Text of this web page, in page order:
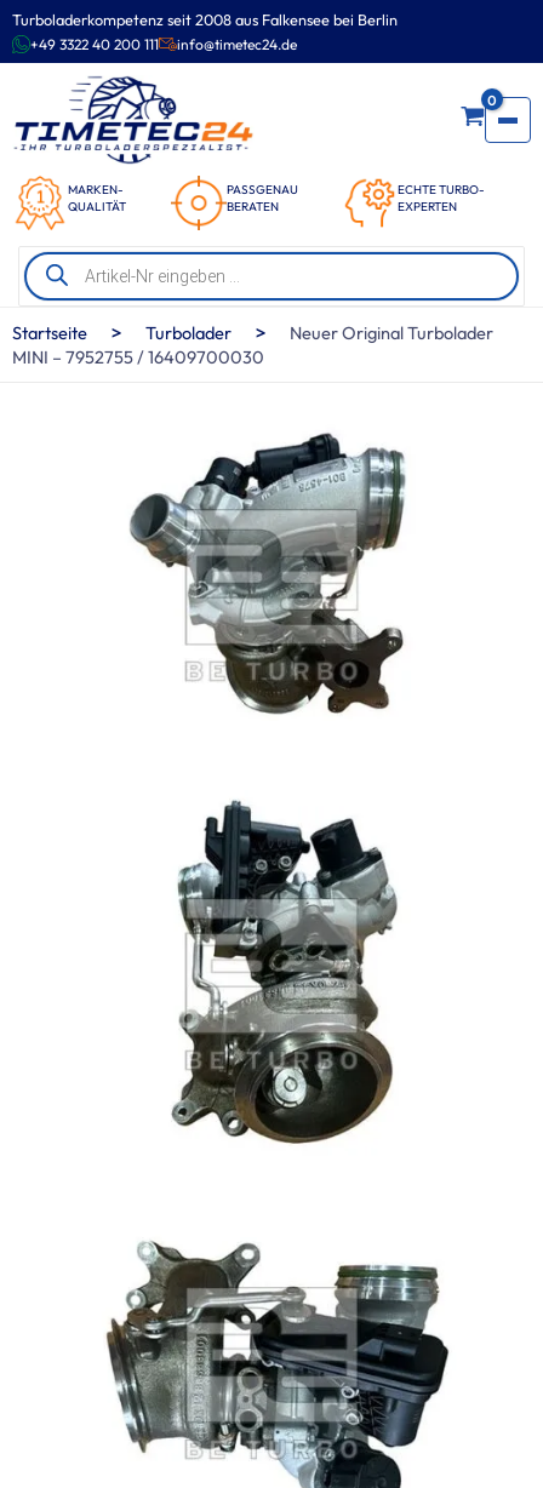
Turboladerkompetenz seit 2008 aus Falkensee bei Berlin
+49 3322 40 200 111 info@timetec24.de
MARKEN-
QUALITÄT
PASSGENAU
BERATEN
ECHTE TURBO-
EXPERTEN
0
Products
search
Zum
Inhalt
springen
Startseite > Turbolader >
Neuer Original Turbolader
MINI – 7952755 / 16409700030